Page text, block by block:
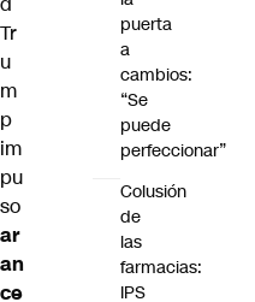
Tr
u
m
p
im
pu
so
ar
an
ce
puerta
a
cambios:
“Se
puede
perfeccionar”
Colusión
de
las
farmacias:
IPS